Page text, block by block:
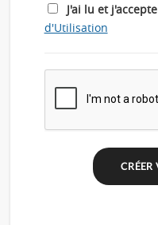
J'ai lu et j'accepte
d'Utilisation